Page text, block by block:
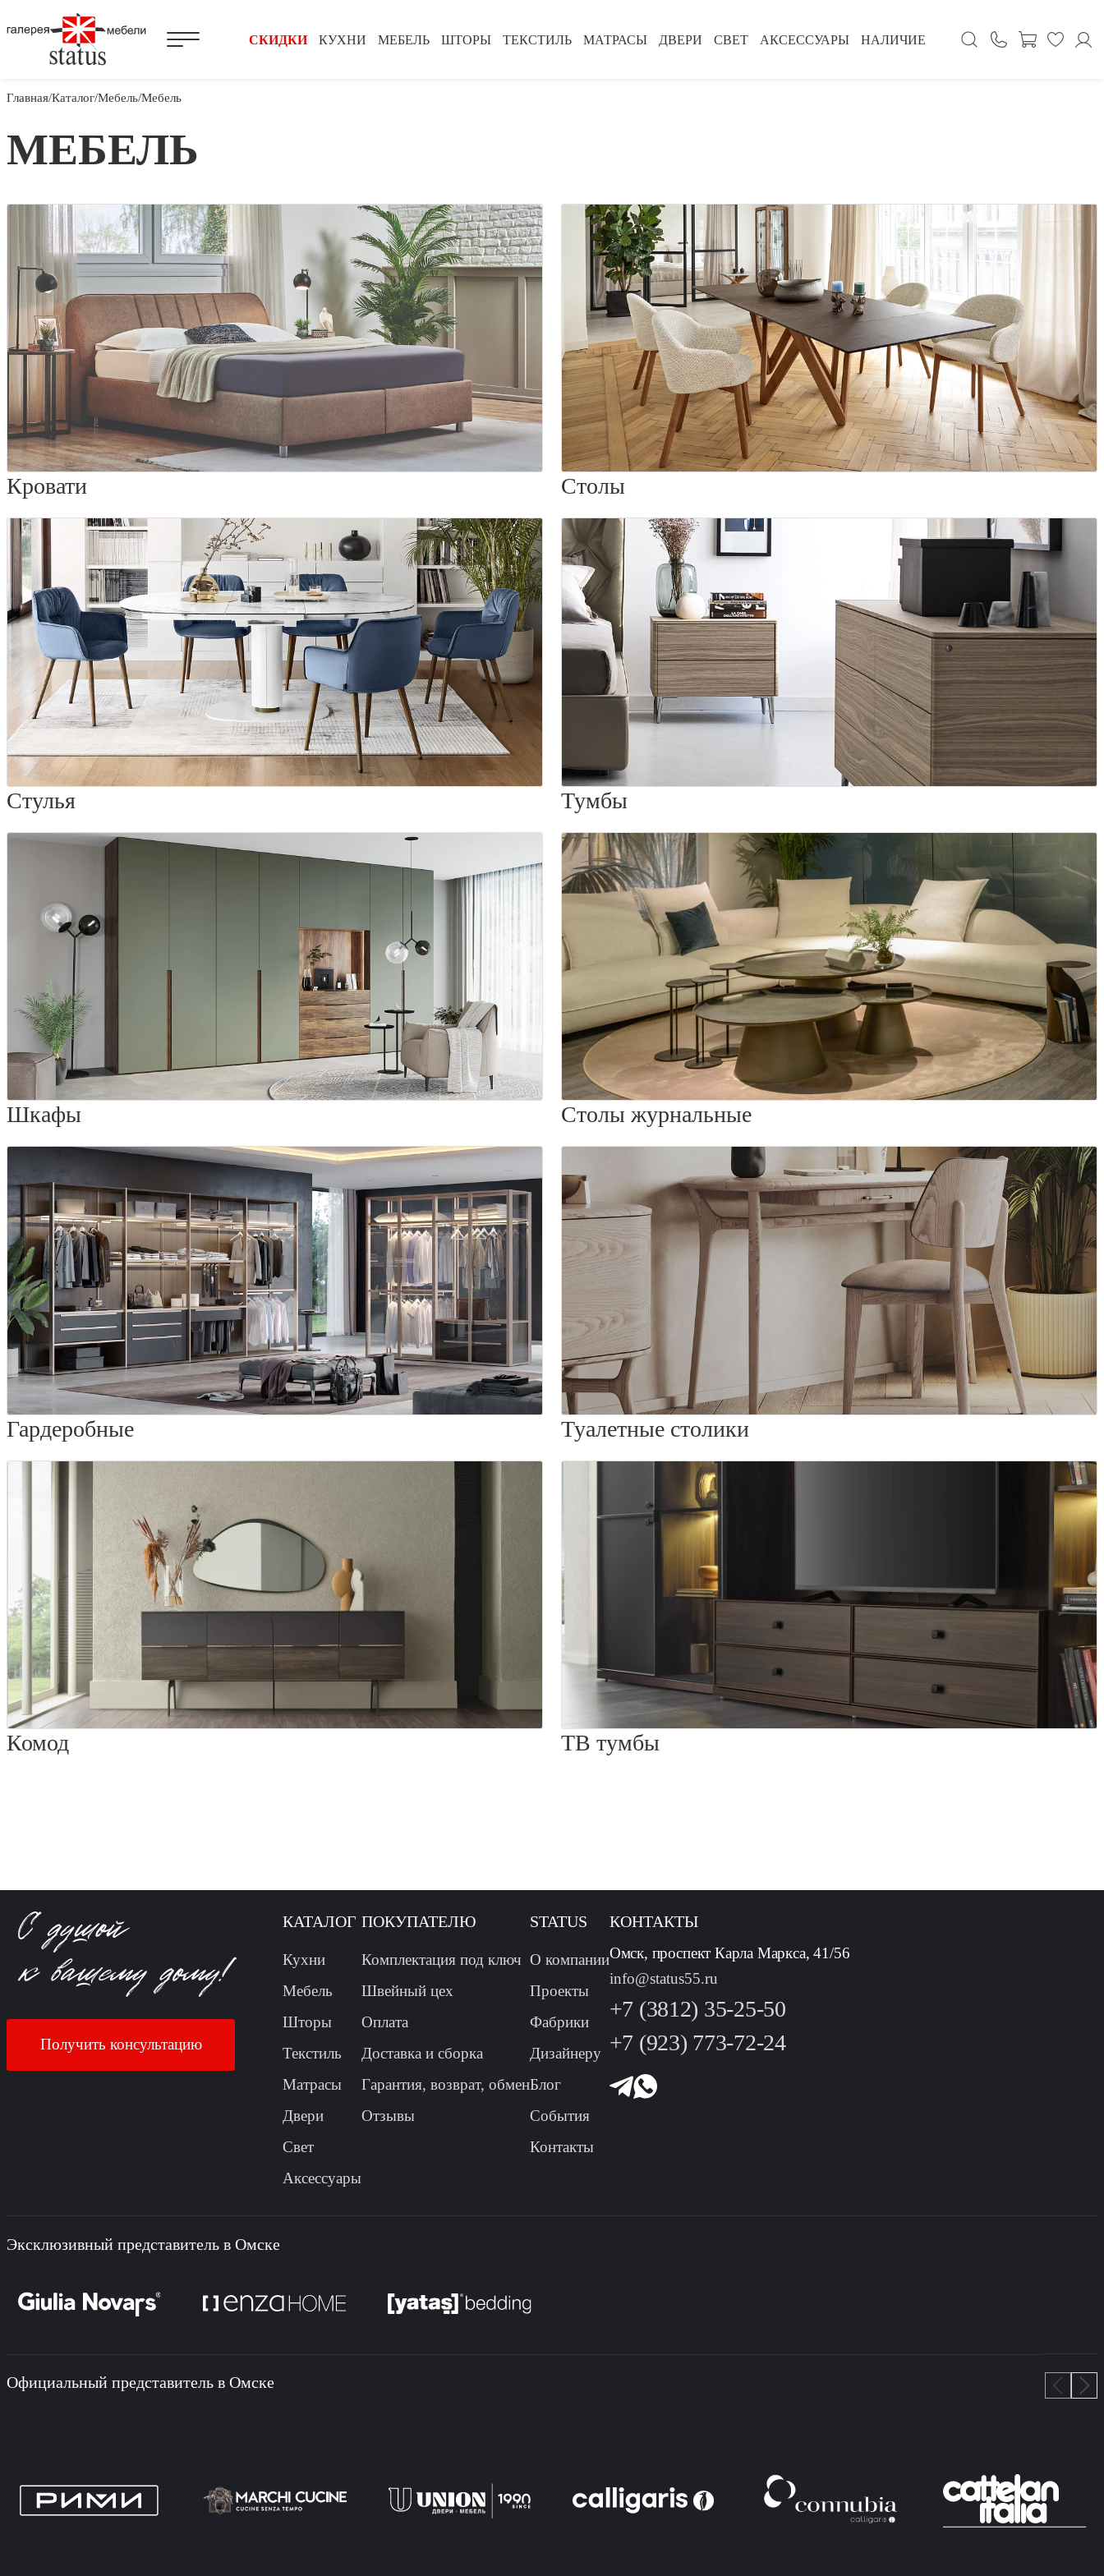
КУХНИ МЕБЕЛЬ ШТОРЫ ТЕКСТИЛЬ МАТРАСЫ ДВЕРИ СВЕТ АКСЕССУАРЫ НАЛИЧИЕ
СКИДКИ
Главная Каталог Мебель Мебель
МЕБЕЛЬ
Кровати Столы
Стулья Тумбы
Шкафы Столы журнальные
Гардеробные Туалетные столики
Комод ТВ тумбы
Получить консультацию
КАТАЛОГ
Кухни
Мебель
Шторы
Текстиль
Матрасы
Двери
Свет
Аксессуары
ПОКУПАТЕЛЮ
Комплектация под ключ
Швейный цех
Оплата
Доставка и сборка
Гарантия, возврат, обмен
Отзывы
STATUS
О компании
Проекты
Фабрики
Дизайнеру
Блог
События
Контакты
КОНТАКТЫ
Омск, проспект Карла Маркса, 41/56
info@status55.ru
+7 (3812) 35-25-50
+7 (923) 773-72-24
Эксклюзивный представитель в Омске
Официальный представитель в Омске